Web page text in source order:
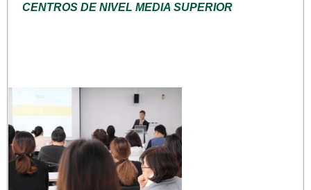
CENTROS DE NIVEL MEDIA SUPERIOR